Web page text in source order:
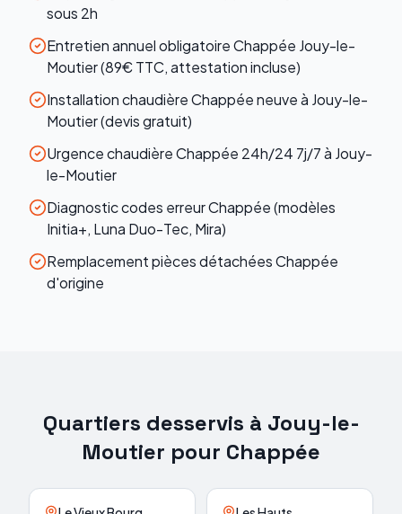
sous 2h
Entretien annuel obligatoire Chappée Jouy-le-
Moutier (89€ TTC, attestation incluse)
Installation chaudière Chappée neuve à Jouy-le-
Moutier (devis gratuit)
Urgence chaudière Chappée 24h/24 7j/7 à Jouy-
le-Moutier
Diagnostic codes erreur Chappée (modèles
Initia+, Luna Duo-Tec, Mira)
Remplacement pièces détachées Chappée
d'origine
Quartiers desservis à Jouy-le-
Moutier pour Chappée